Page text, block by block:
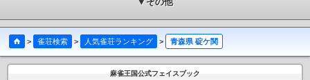
> 雀荘検索 > 人気雀荘ランキング > 青森県 碇ケ関
麻雀王国公式フェイスブック